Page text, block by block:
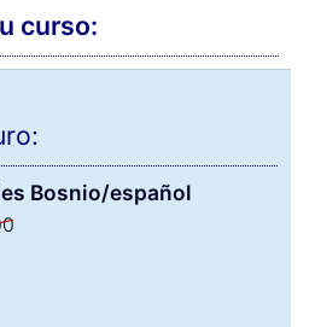
curso:
Bosnio/español